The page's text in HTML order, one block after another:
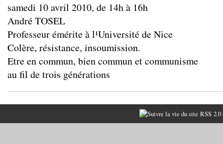
samedi 10 avril 2010, de 14h à 16h
André TOSEL
Professeur émérite à l¹Université de Nice
Colère, résistance, insoumission.
Etre en commun, bien commun et communisme
au fil de trois générations
RSS 2.0